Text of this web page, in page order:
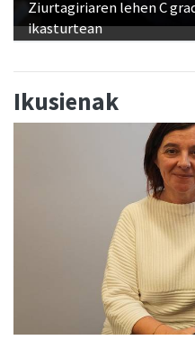
Ziurtagiriaren lehen C
ikasturtean
Ikusienak